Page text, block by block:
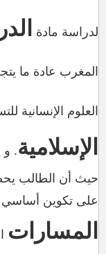
لدراسة مادة
المغرب عادة ما
العلوم الإنسانية
الإسلامية. و
حيث أن الطالب
على تكوين أساسي
المسارات